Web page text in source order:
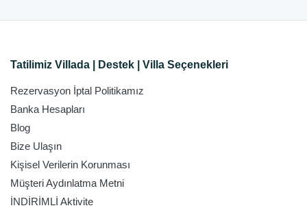
Tatilimiz Villada | Destek | Villa Seçenekleri
Rezervasyon İptal Politikamız
Banka Hesapları
Blog
Bize Ulaşın
Kişisel Verilerin Korunması
Müşteri Aydınlatma Metni
İNDİRİMLİ Aktivite